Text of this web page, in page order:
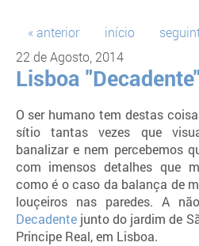
« anterior início
22 de Agosto, 2014
Lisboa "Decadente"
O ser humano tem destas
sítio tantas vezes que
banalizar e nem percebemos
com imensos detalhes que
como é o caso da balança de
louçeiros nas paredes. A
Decadentejunto do jardim de
Principe Real, em Lisboa.